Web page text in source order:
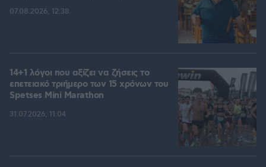
07.08.2026, 12:38
14+1 λόγοι που αξίζει να ζήσεις το
επετειακό τριήμερο των 15 χρόνων του
Spetses Mini Marathon
31.07.2026, 11:04